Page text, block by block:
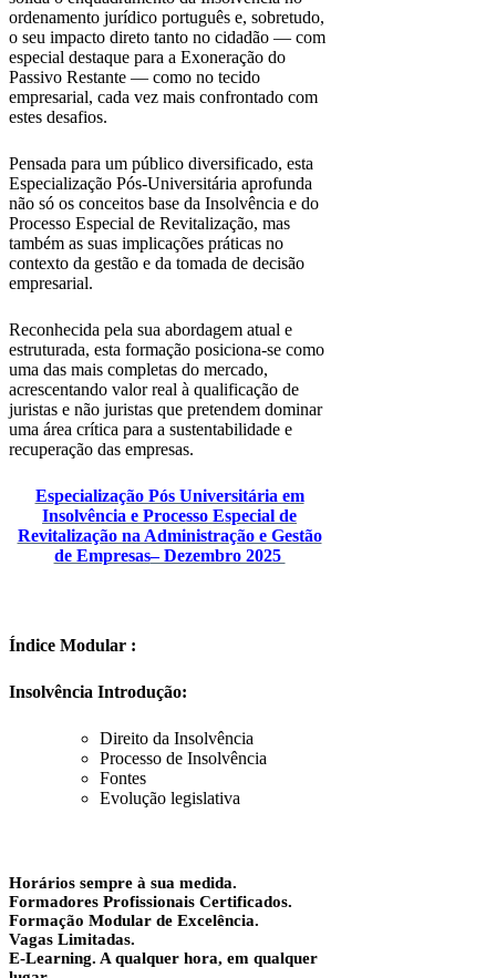
ordenamento jurídico português e, sobretudo,
o seu impacto direto tanto no cidadão — com
especial destaque para a Exoneração do
Passivo Restante — como no tecido
empresarial, cada vez mais confrontado com
estes desafios.
Pensada para um público diversificado, esta
Especialização Pós-Universitária aprofunda
não só os conceitos base da Insolvência e do
Processo Especial de Revitalização, mas
também as suas implicações práticas no
contexto da gestão e da tomada de decisão
empresarial.
Reconhecida pela sua abordagem atual e
estruturada, esta formação posiciona-se como
uma das mais completas do mercado,
acrescentando valor real à qualificação de
juristas e não juristas que pretendem dominar
uma área crítica para a sustentabilidade e
recuperação das empresas.
Especialização Pós Universitária em
Insolvência e Processo Especial de
Revitalização na Administração e Gestão
de Empresas– Dezembro 2025
Índice Modular :
Insolvência Introdução:
Direito da Insolvência
Processo de Insolvência
Fontes
Evolução legislativa
Horários sempre à sua medida.
Formadores Profissionais Certificados.
Formação Modular de Excelência.
Vagas Limitadas.
E-Learning. A qualquer hora, em qualquer